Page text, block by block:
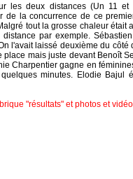
les deux distances (Un 11
la concurrence de ce
tout la grosse chaleur était
par exemple.
l'avait laissé deuxième du côté
mais juste devant Benoît
Charpentier gagne en
minutes. Elodie Bajul
"résultats" et photos et